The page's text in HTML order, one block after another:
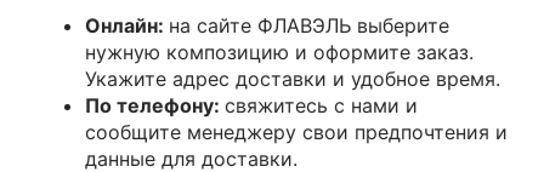
Онлайн: на сайте ФЛАВЭЛЬ выберите
нужную композицию и оформите заказ.
Укажите адрес доставки и удобное время.
По телефону: свяжитесь с нами и
сообщите менеджеру свои предпочтения и
данные для доставки.